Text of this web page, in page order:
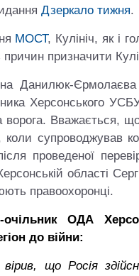
Дзеркало тижня.
МОСТ, Кулініч, як і
призначити
Данилюк-
Херсонського
Вважається, що
коли
проведеної
області
правоохоронці.
ОДА
до війни:
що Росія